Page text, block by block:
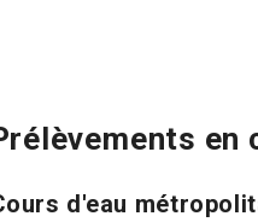
en
d'eau